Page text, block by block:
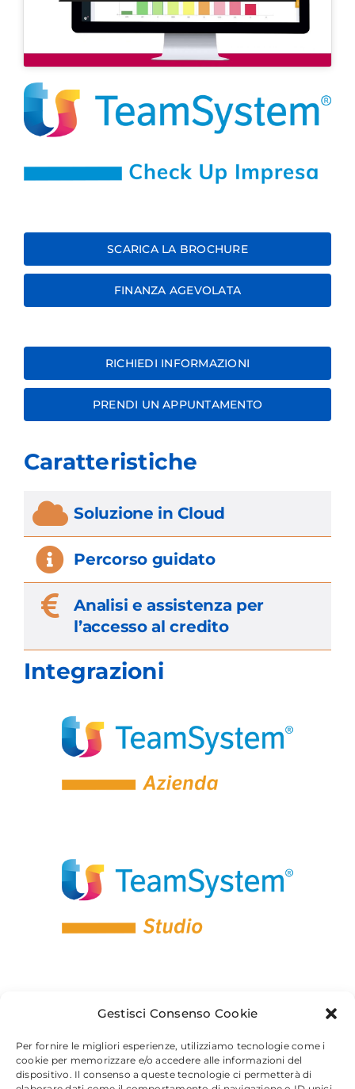
Gestisci Consenso Cookie
Per fornire le migliori esperienze, utilizziamo tecnologie come i
cookie per memorizzare e/o accedere alle informazioni del
dispositivo. Il consenso a queste tecnologie ci permetterà di
SCARICA LA BROCHURE
FINANZA AGEVOLATA
RICHIEDI INFORMAZIONI
PRENDI UN APPUNTAMENTO
Caratteristiche
Soluzione in Cloud
Percorso guidato
Analisi e assistenza per
l’accesso al credito
Integrazioni